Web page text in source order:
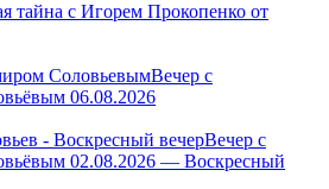
тайна с Игорем Прокопенко от
Вечер с
06.08.2026
Вечер с
02.08.2026 — Воскресный